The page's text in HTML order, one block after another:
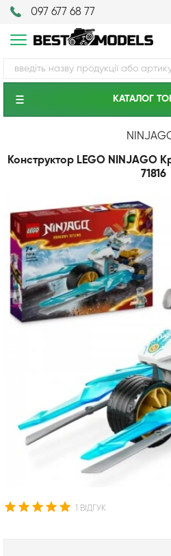
097 677 68 77
КАТАЛОГ
Конструктор LEGO NINJAGO
71816
1 ВІДГУК